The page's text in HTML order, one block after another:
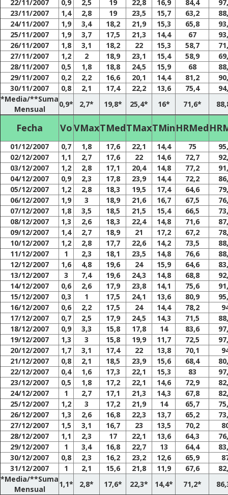
22/11/2007
0,9 2,5 19 22,8 16,9 84,4
23/11/2007
1,4 2,8 19 23,5 15,7 63,2
24/11/2007
1,9 3,4 18,2 21,9 15,3 65,8
25/11/2007
1,9 3,7 17,5 21,3 14,4 67
26/11/2007
1,8 3,1 18,2 22 15,3 58,7
27/11/2007
1,2 2 18,9 23,1 15,4 58,9
28/11/2007
0,5 1,8 18,8 24,5 15,9 68
29/11/2007
0,2 2,2 16,6 20,1 14,4 81,2
30/11/2007
0,8 2,1 17,4 22,2 13,6 75,4
*Media/**Suma
Mensual
0,9* 2,7* 19,8* 25,4* 16* 71,6*
Fecha VoVMaxTMedTMaxTMinHRMed
01/12/2007 0,7 1,8 17,6 22,1 14,4 75
02/12/2007
1,1 2,7 17,6 22 14,6 72,7
03/12/2007
1,2 2,8 17,1 20,4 14,8 77,2
04/12/2007
0,9 2,3 17,8 23,9 14,4 72,2
05/12/2007
1,2 2,8 18,3 19,5 17,4 64,6
06/12/2007
1,9 3 18,9 21,6 16,7 67,5
07/12/2007
1,8 3,5 18,5 21,5 15,4 66,5
08/12/2007
1,3 2,6 18,3 22,4 14,8 71,6
09/12/2007
1,4 2,7 18,9 21 17,2 67,2
10/12/2007
1,2 2,8 17,7 22,6 14,2 73,5
11/12/2007
1 2,3 18,1 23,5 14,8 76,6
12/12/2007
1,6 4,8 19,6 24 15,9 64,6
13/12/2007
3 7,4 19,6 24,3 14,8 68,8
14/12/2007
0,6 2,6 17,9 23,8 14,1 75,6
15/12/2007
0,3 1 17,5 24,1 13,6 80,9
16/12/2007
0,6 2,2 17,5 24 14,4 78,2
17/12/2007
0,7 2,5 17,9 24,5 14,3 71,5
18/12/2007
0,9 3,3 15,8 17,8 14 83,6
19/12/2007
1,3 3 15,8 19,9 11,7 72,5
20/12/2007
1,7 3,1 17,4 22 13,8 70,1
21/12/2007
0,8 2,1 18,5 23,9 15,6 68,4
22/12/2007
0,4 1,6 17,3 22,1 15,3 83
23/12/2007
0,5 1,8 17,2 22,1 14,6 72,9
24/12/2007
1 2,7 17,1 21,3 14,3 67,8
25/12/2007
1,2 3 17,2 21,9 14 65,7
26/12/2007
1,3 2,6 16,8 22,3 13,7 65,2
27/12/2007
1,5 3,1 16,7 23 13,5 70,2
28/12/2007
1,1 2,3 17 22,1 13,6 64,3
29/12/2007
1 3,4 16,8 22,7 13 64,4
30/12/2007
0,8 2,3 16,2 23,2 12,6 65,9
31/12/2007
1 2,1 15,6 21,8 11,9 67,6
*Media/**Suma
Mensual
1,1* 2,8* 17,6* 22,3* 14,4* 71,2*